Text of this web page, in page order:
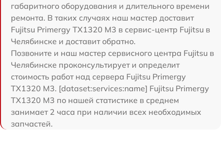
габаритного оборудования и длительного времени
ремонта. В таких случаях наш мастер доставит
Fujitsu Primergy TX1320 M3 в сервис-центр Fujitsu в
Челябинске и доставит обратно.
Позвоните и наш мастер сервисного центра Fujitsu в
Челябинске проконсультирует и определит
стоимость работ над сервера Fujitsu Primergy
TX1320 M3. [dataset:services:name] Fujitsu Primergy
TX1320 M3 по нашей статистике в среднем
занимает 2 часа при наличии всех необходимых
запчастей.